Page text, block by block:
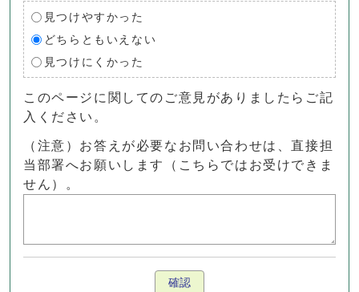
見つけやすかった
どちらともいえない
見つけにくかった
このページに関してのご意見がありましたらご記
入ください。
（注意）お答えが必要なお問い合わせは、直接担
当部署へお願いします（こちらではお受けできま
せん）。
確認